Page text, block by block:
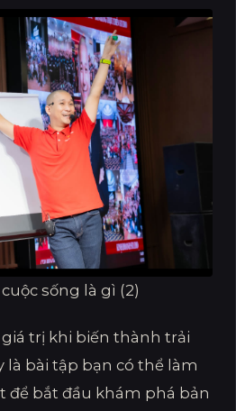
sống là gì (2)
trị khi biến thành trải
là bài tập bạn có thể làm
để bắt đầu khám phá bản